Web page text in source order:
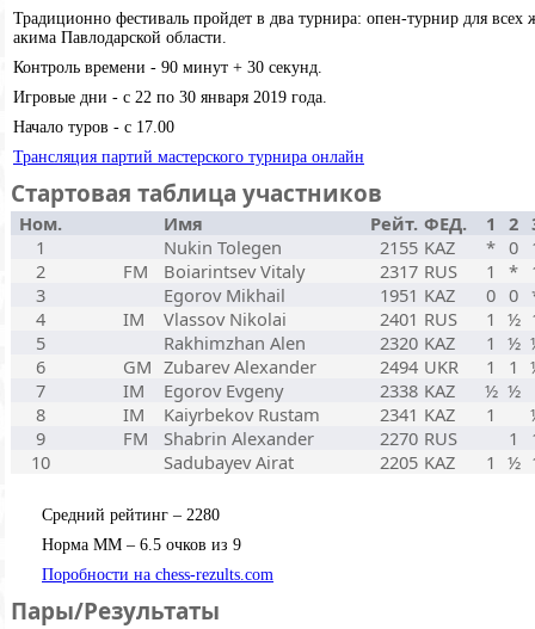
Традиционно фестиваль пройдет в два турнира: опен-турнир для
акима Павлодарской области.
Контроль времени - 90 минут + 30 секунд.
Игровые дни - с 22 по 30 января 2019 года.
Начало туров - с 17.00
Трансляция партий мастерского турнира онлайн
Стартовая таблица участников
Ном. Имя Рейт. ФЕД. 1 2
1
Nukin Tolegen 2155 KAZ * 0
2
FM Boiarintsev Vitaly 2317 RUS 1 *
3
Egorov Mikhail 1951 KAZ 0 0
4
IM Vlassov Nikolai 2401 RUS 1 ½
5
Rakhimzhan Alen 2320 KAZ 1 ½
6
GM Zubarev Alexander 2494 UKR 1 1
7
IM Egorov Evgeny 2338 KAZ ½ ½
8
IM Kaiyrbekov Rustam 2341 KAZ 1
9
FM Shabrin Alexander 2270 RUS 1
10
Sadubayev Airat 2205 KAZ 1 ½
Средний рейтинг – 2280
Норма ММ – 6.5 очков из 9
Поробности на chess-rezults.com
Пары/Результаты